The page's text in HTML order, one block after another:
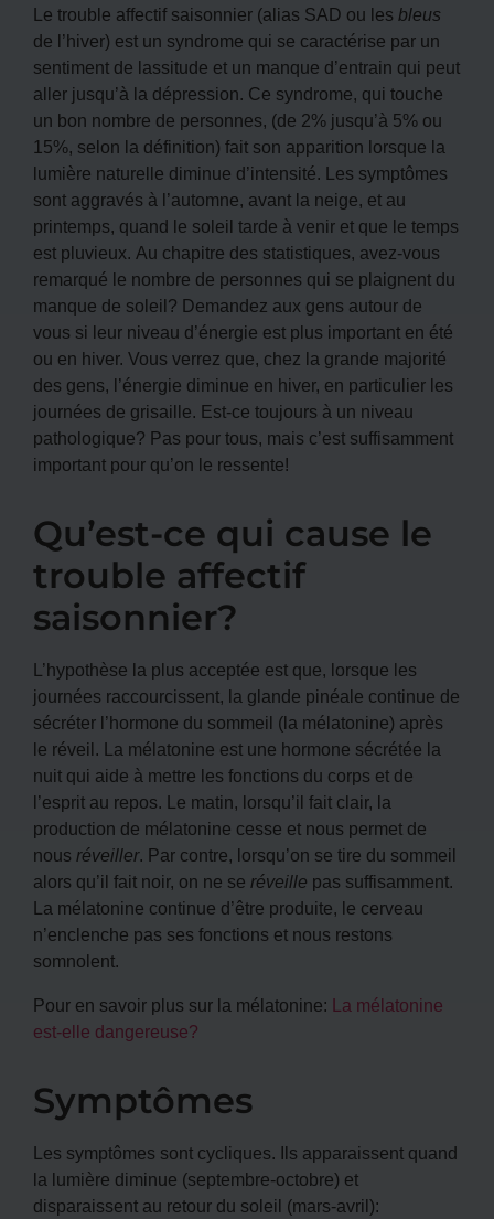
Le trouble affectif saisonnier (alias SAD ou les bleus
de l’hiver) est un syndrome qui se caractérise par un
sentiment de lassitude et un manque d’entrain qui peut
aller jusqu’à la dépression. Ce syndrome, qui touche
un bon nombre de personnes, (de 2% jusqu’à 5% ou
15%, selon la définition) fait son apparition lorsque la
lumière naturelle diminue d’intensité. Les symptômes
sont aggravés à l’automne, avant la neige, et au
printemps, quand le soleil tarde à venir et que le temps
est pluvieux. Au chapitre des statistiques, avez-vous
remarqué le nombre de personnes qui se plaignent du
manque de soleil? Demandez aux gens autour de
vous si leur niveau d’énergie est plus important en été
ou en hiver. Vous verrez que, chez la grande majorité
des gens, l’énergie diminue en hiver, en particulier les
journées de grisaille. Est-ce toujours à un niveau
pathologique? Pas pour tous, mais c’est suffisamment
important pour qu’on le ressente!
Qu’est-ce qui cause le
trouble affectif
saisonnier?
L’hypothèse la plus acceptée est que, lorsque les
journées raccourcissent, la glande pinéale continue de
sécréter l’hormone du sommeil (la mélatonine) après
le réveil. La mélatonine est une hormone sécrétée la
nuit qui aide à mettre les fonctions du corps et de
l’esprit au repos. Le matin, lorsqu’il fait clair, la
production de mélatonine cesse et nous permet de
nous réveiller. Par contre, lorsqu’on se tire du sommeil
alors qu’il fait noir, on ne se réveille pas suffisamment.
La mélatonine continue d’être produite, le cerveau
n’enclenche pas ses fonctions et nous restons
somnolent.
Pour en savoir plus sur la mélatonine: La mélatonine
est-elle dangereuse?
Symptômes
Les symptômes sont cycliques. Ils apparaissent quand
la lumière diminue (septembre-octobre) et
disparaissent au retour du soleil (mars-avril):